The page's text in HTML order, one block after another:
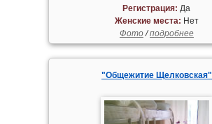
Регистрация: Да
Женские места: Нет
Фото/подробнее
"Общежитие Щелковская"